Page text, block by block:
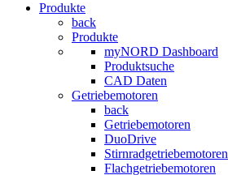
Produkte
back
Produkte
myNORD Dashboard
Produktsuche
CAD Daten
Getriebemotoren
back
Getriebemotoren
DuoDrive
Stirnradgetriebemotoren
Flachgetriebemotoren